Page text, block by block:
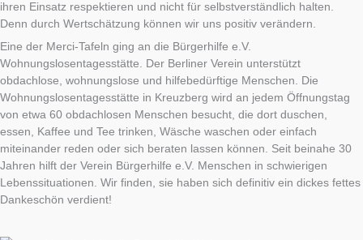
ihren Einsatz respektieren und nicht für selbstverständlich halten.
Denn durch Wertschätzung können wir uns positiv verändern.
Eine der Merci-Tafeln ging an die Bürgerhilfe e.V.
Wohnungslosentagesstätte. Der Berliner Verein unterstützt
obdachlose, wohnungslose und hilfebedürftige Menschen. Die
Wohnungslosentagesstätte in Kreuzberg wird an jedem Öffnungstag
von etwa 60 obdachlosen Menschen besucht, die dort duschen,
essen, Kaffee und Tee trinken, Wäsche waschen oder einfach
miteinander reden oder sich beraten lassen können. Seit beinahe 30
Jahren hilft der Verein Bürgerhilfe e.V. Menschen in schwierigen
Lebenssituationen. Wir finden, sie haben sich definitiv ein dickes fettes
Dankeschön verdient!